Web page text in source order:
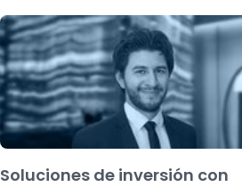
Soluciones de inversión con